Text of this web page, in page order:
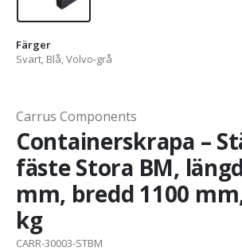
Färger
Svart, Blå, Volvo-grå
Carrus Components
Containerskrapa –
fäste Stora BM,
mm, bredd 1100
kg
CARR-30003-STBM